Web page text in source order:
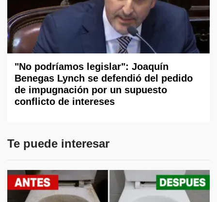
"No podríamos legislar": Joaquín
Benegas Lynch se defendió del pedido
de impugnación por un supuesto
conflicto de intereses
Te puede interesar